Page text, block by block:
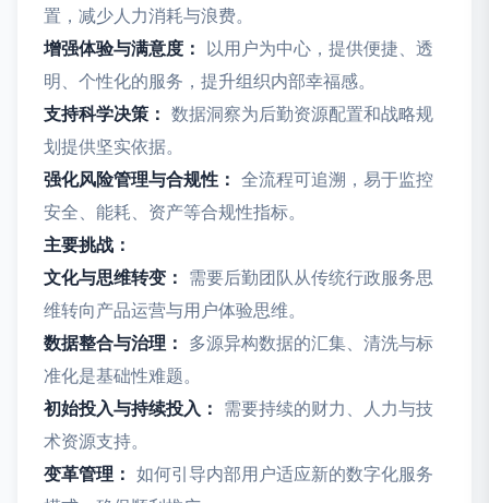
置，减少人力消耗与浪费。
增强体验与满意度： 以用户为中心，提供便捷、透
明、个性化的服务，提升组织内部幸福感。
支持科学决策： 数据洞察为后勤资源配置和战略规
划提供坚实依据。
强化风险管理与合规性： 全流程可追溯，易于监控
安全、能耗、资产等合规性指标。
主要挑战：
文化与思维转变： 需要后勤团队从传统行政服务思
维转向产品运营与用户体验思维。
数据整合与治理： 多源异构数据的汇集、清洗与标
准化是基础性难题。
初始投入与持续投入： 需要持续的财力、人力与技
术资源支持。
变革管理： 如何引导内部用户适应新的数字化服务